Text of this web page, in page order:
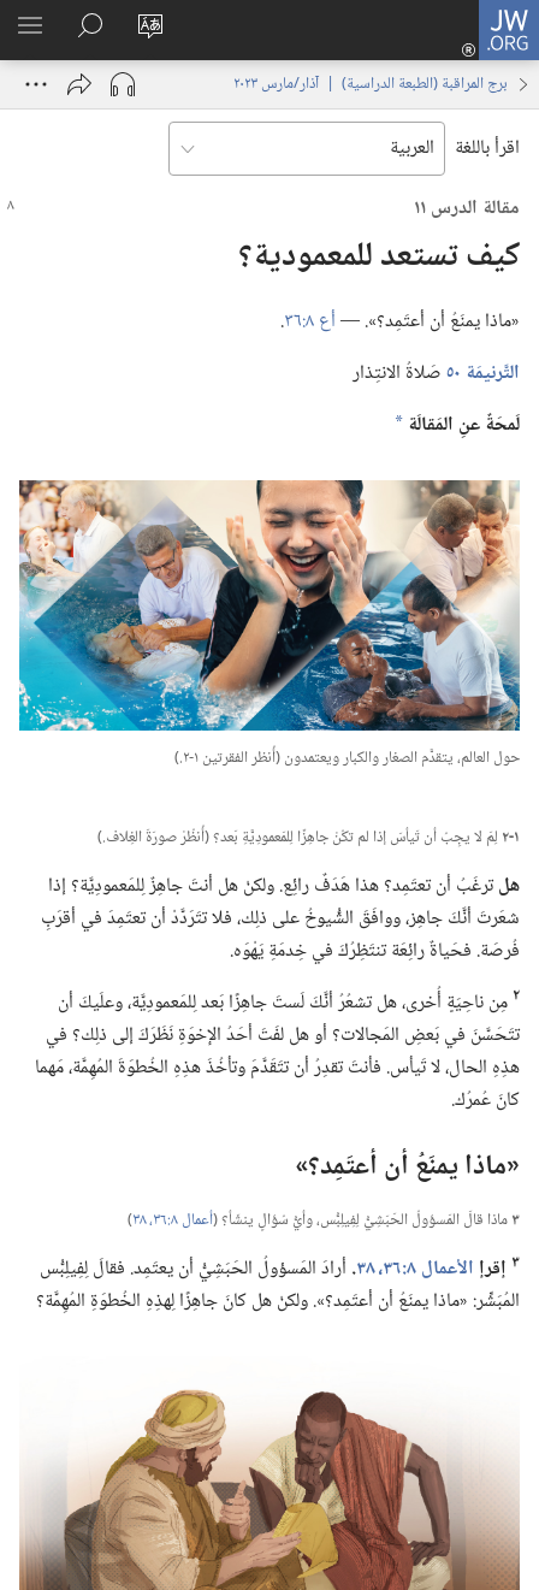
JW.ORG
تغيير
لغة
الموقع
تسجيل
الدخول
نافذة
البحث
في
JW.‎ORG
برج المراقبة (‏الطبعة الدراسية)‏ | ‏‎آذار/مارس‏ ‏‎٢٠٢٣‏
اقرأ باللغة
مقالة الدرس ١١
كيف تستعد للمعمودية؟‏
‏«ماذا يمنَعُ أن أعتَمِد؟‏».‏ —‏أع ٨:‏٣٦
‏.‏
التَّرنيمَة ٥٠
صَلاةُ الانتِذار
لَمحَةٌ عنِ المَقالَة a
حول العالم،‏ يتقدَّم الصغار والكبار ويعتمدون (‏أُنظر الفقرتين ١-‏٢.‏)‏
١-‏٢ لِمَ لا يجِبُ أن تَيأسَ إذا لم تكُنْ جاهِزًا لِلمَعمودِيَّةِ بَعد؟‏ (‏أُنظُرْ صورَةَ الغِلاف.‏)‏
هلترغَبُ أن تعتَمِد؟‏ هذا هَدَفٌ رائِع.‏ ولكنْ هل أنتَ جاهِزٌ لِلمَعمودِيَّة؟‏ إذا
شعَرتَ أنَّكَ جاهِز،‏ ووافَقَ الشُّيوخُ على ذلِك،‏ فلا تتَرَدَّدْ أن تعتَمِدَ في أقرَبِ
فُرصَة.‏ فحَياةٌ رائِعَة تنتَظِرُكَ في خِدمَةِ يَهْوَه.‏
٢ مِن ناحِيَةٍ أُخرى،‏ هل تشعُرُ أنَّكَ لَستَ جاهِزًا بَعد لِلمَعمودِيَّة،‏ وعلَيكَ أن
تتَحَسَّنَ في بَعضِ المَجالات؟‏ أو هل لفَتَ أحَدُ الإخوَةِ نَظَرَكَ إلى ذلِك؟‏ في
هذِهِ الحال،‏ لا تَيأس.‏ فأنتَ تقدِرُ أن تتَقَدَّمَ وتأخُذَ هذِهِ الخُطوَةَ المُهِمَّة،‏ مَهما
كانَ عُمرُك.‏
‏«ماذا يمنَعُ أن أعتَمِد؟‏»‏
٣ماذا قالَ المَسؤولُ الحَبَشِيُّ لِفِيلِبُّس،‏ وأيُّ سُؤالٍ ينشَأ؟‏ (‏أعمال ٨:‏٣٦،‏
‏)‏
٣ إقرإ الأعمال ٨:‏٣٦،‏ ٣٨‏.‏ أرادَ المَسؤولُ الحَبَشِيُّ أن يعتَمِد.‏ فقالَ لِفِيلِبُّس
المُبَشِّر:‏ «ماذا يمنَعُ أن أعتَمِد؟‏».‏ ولكنْ هل كانَ جاهِزًا لِهذِهِ الخُطوَةِ المُهِمَّة؟‏